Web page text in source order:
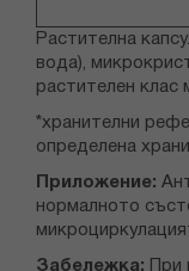
Растителна
вода),
растителен клас
*хранителни
определена
Приложение:
нормалното
Забележка: